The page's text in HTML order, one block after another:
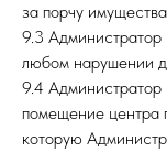
за порчу
9.3 Администратор
любом нарушении
9.4 Администратор
помещение центра
которую